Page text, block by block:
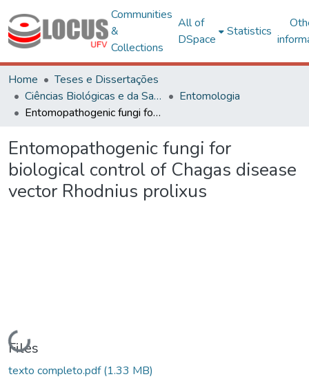
Communities
&
Collections
All of
DSpace
Statistics
Home
Teses e Dissertações
Ciências Biológicas e da Saúde
Entomologia
Entomopathogenic fungi for biological control of Chagas disease vector Rhodnius prolixus
Entomopathogenic fungi for
biological control of Chagas disease
vector Rhodnius prolixus
Loading...
Files
texto completo.pdf(1.33 MB)